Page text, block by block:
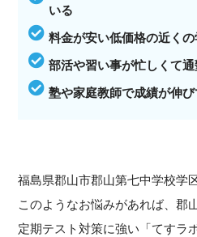
いる
料金が安い低価格の近く
部活や習い事が忙しくて
塾や家庭教師で成績が伸
福島県郡山市郡山第七中学校学
このようなお悩みがあれば、郡
定期テスト対策に強い「てすラ